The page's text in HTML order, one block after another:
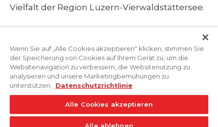
Vielfalt der Region Luzern-Vierwaldstättersee.
Wenn Sie auf „Alle Cookies akzeptieren“ klicken, stimmen Sie
der Speicherung von Cookies auf Ihrem Gerät zu, um die
Websitenavigation zu verbessern, die Websitenutzung zu
analysieren und unsere Marketingbemühungen zu
unterstützen.
Datenschutzrichtlinie
Alle Cookies akzeptieren